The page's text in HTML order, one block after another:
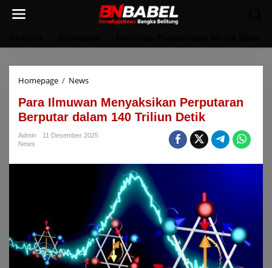
Homepage / NewsPara
Menyaksikan
Perputaran
Berputar
dalam
Detik
Para Ilmuwan Menyaksikan Perputaran
Berputar dalam 140 Triliun Detik
Admin
11 Desember 2025
News